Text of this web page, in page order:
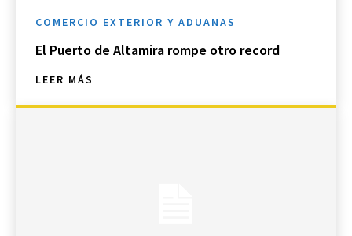
COMERCIO EXTERIOR Y ADUANAS
El Puerto de Altamira rompe otro record
LEER MÁS